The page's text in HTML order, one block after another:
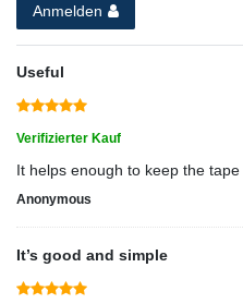
Anmelden
Useful
Verifizierter Kauf
It helps enough to keep the
Anonymous
It’s good and simple